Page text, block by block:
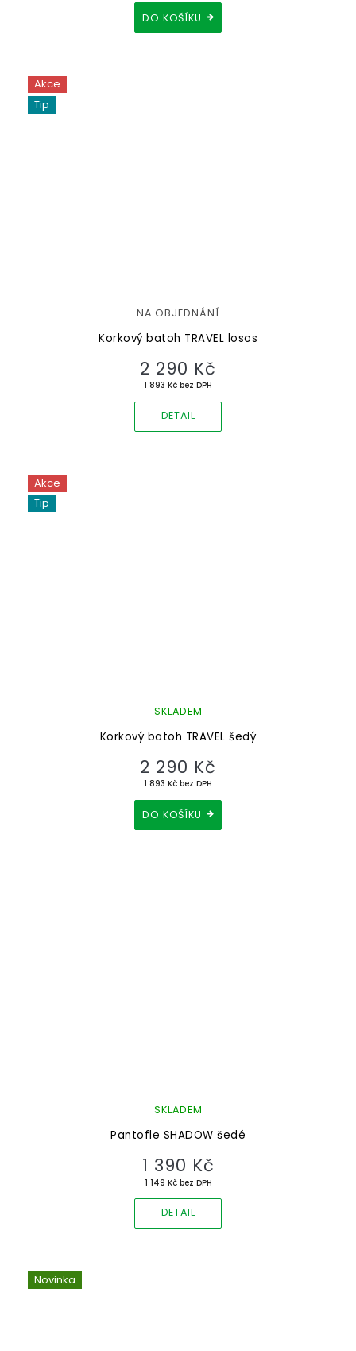
DO KOŠÍKU
Akce
Tip
Korkový batoh TRAVEL losos
NA OBJEDNÁNÍ
1 893 Kč bez DPH
2 290 Kč
DETAIL
Akce
Tip
Korkový batoh TRAVEL šedý
SKLADEM
1 893 Kč bez DPH
2 290 Kč
DO KOŠÍKU
Pantofle SHADOW šedé
SKLADEM
1 149 Kč bez DPH
1 390 Kč
DETAIL
Novinka